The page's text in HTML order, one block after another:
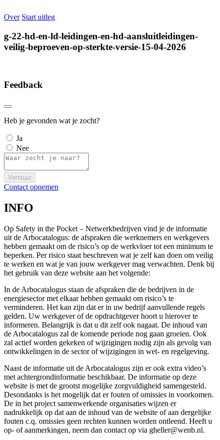
Over Start uitleg
g-22-hd-en-ld-leidingen-en-hd-aansluitleidingen-
veilig-beproeven-op-sterkte-versie-15-04-2026
Feedback
Heb je gevonden wat je zocht?
Ja
Nee
Verstuur
Contact opnemen
INFO
Op Safety in the Pocket – Netwerkbedrijven vind je de informatie
uit de Arbocatalogus: de afspraken die werknemers en werkgevers
hebben gemaakt om de risico’s op de werkvloer tot een minimum te
beperken. Per risico staat beschreven wat je zelf kan doen om veilig
te werken en wat je van jouw werkgever mag verwachten. Denk bij
het gebruik van deze website aan het volgende:
In de Arbocatalogus staan de afspraken die de bedrijven in de
energiesector met elkaar hebben gemaakt om risico’s te
verminderen. Het kan zijn dat er in uw bedrijf aanvullende regels
gelden. Uw werkgever of de opdrachtgever hoort u hierover te
informeren. Belangrijk is dat u dit zelf ook nagaat. De inhoud van
de Arbocatalogus zal de komende periode nog gaan groeien. Ook
zal actief worden gekeken of wijzigingen nodig zijn als gevolg van
ontwikkelingen in de sector of wijzigingen in wet- en regelgeving.
Naast de informatie uit de Arbocatalogus zijn er ook extra video’s
met achtergrondinformatie beschikbaar. De informatie op deze
website is met de grootst mogelijke zorgvuldigheid samengesteld.
Desondanks is het mogelijk dat er fouten of omissies in voorkomen.
De in het project samenwerkende organisaties wijzen er
nadrukkelijk op dat aan de inhoud van de website of aan dergelijke
fouten c.q. omissies geen rechten kunnen worden ontleend. Heeft u
op- of aanmerkingen, neem dan contact op via gheller@wenb.nl.